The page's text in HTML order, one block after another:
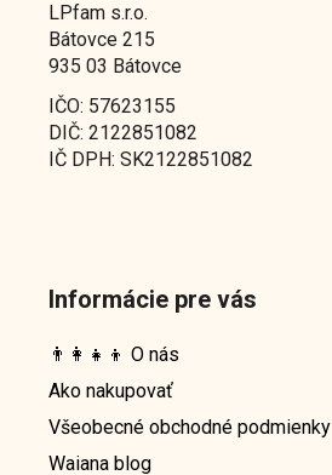
LPfam s.r.o.
Bátovce 215
935 03 Bátovce
IČO: 57623155
DIČ: 2122851082
IČ DPH: SK2122851082
Informácie pre vás
👨‍👩‍👧‍👦 O nás
Ako nakupovať
Všeobecné obchodné podmienky
Waiana blog